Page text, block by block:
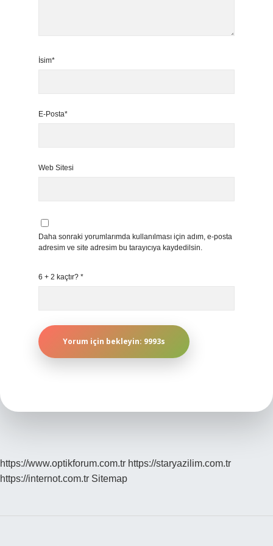
İsim*
E-Posta*
Web Sitesi
Daha sonraki yorumlarımda kullanılması için adım, e-posta
adresim ve site adresim bu tarayıcıya kaydedilsin.
6 + 2 kaçtır? *
https://www.optikforum.com.tr https://staryazilim.com.tr
https://internot.com.tr Sitemap